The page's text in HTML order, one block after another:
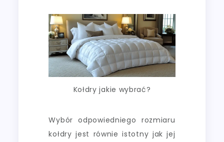
Kołdry jakie wybrać?
Wybór odpowiedniego rozmiaru
kołdry jest równie istotny jak jej